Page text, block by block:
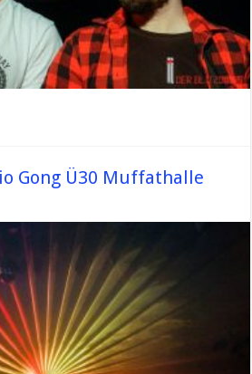
Gong Ü30 Muffathalle